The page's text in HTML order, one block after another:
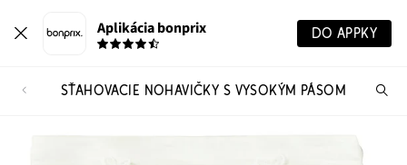
Aplikácia bonprix DO APPKY
SŤAHOVACIE NOHAVIČKY S VYSOKÝM PÁSOM